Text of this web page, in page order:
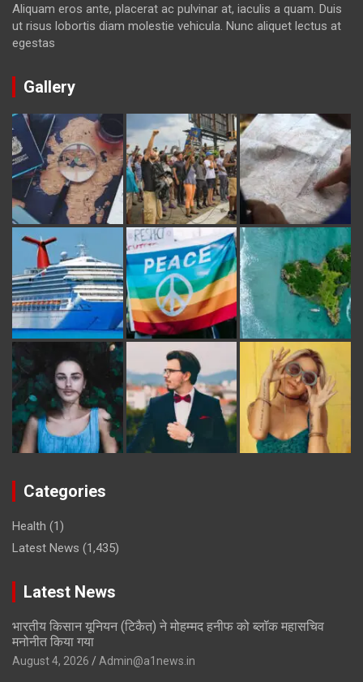
Aliquam eros ante, placerat ac pulvinar at, iaculis a quam. Duis
ut risus lobortis diam molestie vehicula. Nunc aliquet lectus at
egestas
Gallery
Categories
Health (1)
Latest News (1,435)
Latest News
भारतीय किसान यूनियन (टिकैत) ने मोहम्मद हनीफ को ब्लॉक महासचिव
मनोनीत किया गया
August 4, 2026 Admin@a1news.in